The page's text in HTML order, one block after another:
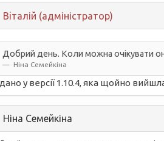
Вiталій (адміністратор)
Добрий день. Коли можна очікувати
Ніна Семейкіна
у версії 1.10.4, яка щойно
Ніна Семейкіна